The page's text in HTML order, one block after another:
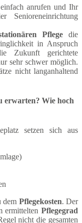
anrufen und Ihr
Senioreneinrichtung
Pflegedie
in Anspruch
Zukunft gerichtete
sehr schwer möglich.
nicht langanhaltend
erwarten? Wie hoch
setzen sich aus
dem Pflegekosten. Der
ermittelten Pflegegrad
nicht die gesamten